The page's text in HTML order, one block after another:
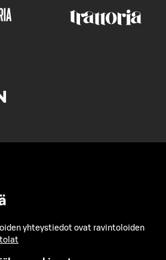
yhteystiedot ovat ravintoloiden